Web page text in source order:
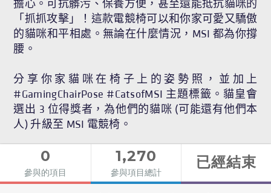
擔心。可抗髒污、保養方便，甚至還能抵抗貓咪的
「抓抓攻擊」！這款電競椅可以和你家可愛又驕傲
的貓咪和平相處。無論在什麼情況，MSI 都為你撐
腰。
分享你家貓咪在椅子上的姿勢照，並加上
#GamingChairPose #CatsofMSI 主題標籤。貓皇會
選出 3 位得獎者，為他們的貓咪 (可能還有他們本
人) 升級至 MSI 電競椅。